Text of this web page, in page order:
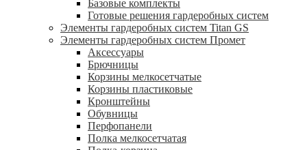
Базовые комплекты
Готовые решения гардеробных систем
Элементы гардеробных систем Titan GS
Элементы гардеробных систем Промет
Аксессуары
Брючницы
Корзины мелкосетчатые
Корзины пластиковые
Кронштейны
Обувницы
Перфопанели
Полка мелкосетчатая